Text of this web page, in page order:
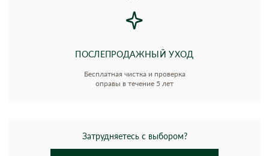
ПОСЛЕПРОДАЖНЫЙ УХОД
Бесплатная чистка и проверка
оправы в течение 5 лет
Затрудняетесь с выбором?